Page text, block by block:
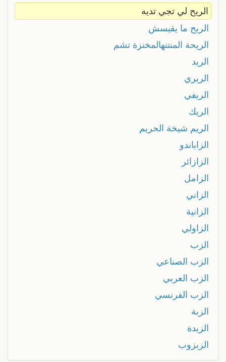
الريح لي تجي تديه
الريح ما يقيسش
الريحة المنتنهالمخنزة تشم
الريد
الريري
الريفي
الريك
الريم شيخة الحريم
الزاباندو
الزازائر
الزامل
الزاني
الزانية
الزاولي
الزب
الزب الصناعي
الزب العربي
الزب الفرنسي
الزبة
الزبدة
الزبزوب